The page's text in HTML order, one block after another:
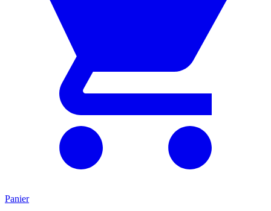
Panier